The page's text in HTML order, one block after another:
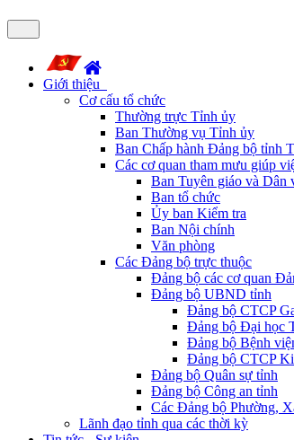
Giới thiệu
Cơ cấu tổ chức
Thường trực Tỉnh ủy
Ban Thường vụ Tỉnh ủy
Ban Chấp hành Đảng bộ tỉnh
Các cơ quan tham mưu giúp
Ban Tuyên giáo và Dân
Ban tổ chức
Ủy ban Kiểm tra
Ban Nội chính
Văn phòng
Các Đảng bộ trực thuộc
Đảng bộ các cơ quan
Đảng bộ UBND tỉnh
Đảng bộ CTCP
Đảng bộ Đại học
Đảng bộ Bệnh
Đảng bộ CTCP
Đảng bộ Quân sự tỉnh
Đảng bộ Công an tỉnh
Các Đảng bộ Phường,
Lãnh đạo tỉnh qua các thời kỳ